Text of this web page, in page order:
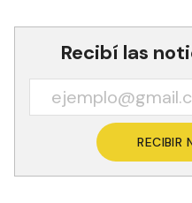
Recibí las
RECIBIR